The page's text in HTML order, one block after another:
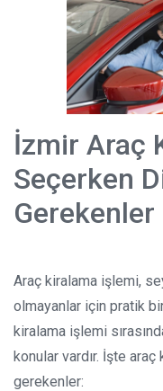
İzmir Araç
Seçerken
Gerekenler
Araç kiralama işlemi,
olmayanlar için pratik
kiralama işlemi
konular vardır. İşte
gerekenler: